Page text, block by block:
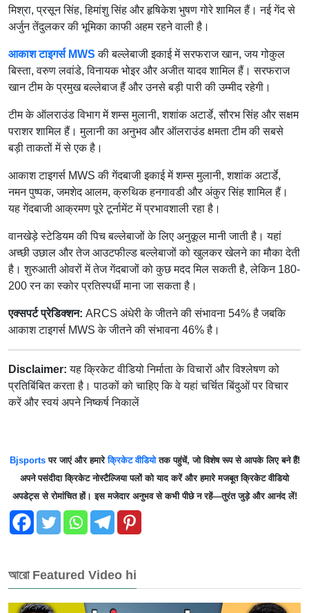
मिश्रा, प्रसून सिंह, हिमांशु सिंह और हृषिकेश भुषण गोरे शामिल हैं। नई गेंद से
अर्जुन तेंदुलकर की भूमिका काफी अहम रहने वाली है।
आकाश टाइगर्स MWS की बल्लेबाजी इकाई में सरफराज खान, जय गोकुल
बिस्ता, वरुण लवांडे, विनायक भोइर और अजीत यादव शामिल हैं। सरफराज
खान टीम के प्रमुख बल्लेबाज हैं और उनसे बड़ी पारी की उम्मीद रहेगी।
टीम के ऑलराउंड विभाग में शम्स मुलानी, शशांक अटार्डे, सौरभ सिंह और सक्षम
पराशर शामिल हैं। मुलानी का अनुभव और ऑलराउंड क्षमता टीम की सबसे
बड़ी ताकतों में से एक है।
आकाश टाइगर्स MWS की गेंदबाजी इकाई में शम्स मुलानी, शशांक अटार्डे,
नमन पुष्पक, जमशेद आलम, क्रुथिक हनगावडी और अंकुर सिंह शामिल हैं।
यह गेंदबाजी आक्रमण पूरे टूर्नामेंट में प्रभावशाली रहा है।
वानखेड़े स्टेडियम की पिच बल्लेबाजों के लिए अनुकूल मानी जाती है। यहां
अच्छी उछाल और तेज आउटफील्ड बल्लेबाजों को खुलकर खेलने का मौका देती
है। शुरुआती ओवरों में तेज गेंदबाजों को कुछ मदद मिल सकती है, लेकिन 180-
200 रन का स्कोर प्रतिस्पर्धी माना जा सकता है।
एक्सपर्ट प्रेडिक्शन: ARCS अंधेरी के जीतने की संभावना 54% है जबकि
आकाश टाइगर्स MWS के जीतने की संभावना 46% है।
Disclaimer:यह क्रिकेट वीडियो निर्माता के विचारों और विश्लेषण को
प्रतिबिंबित करता है। पाठकों को चाहिए कि वे यहां चर्चित बिंदुओं पर विचार
करें और स्वयं अपने निष्कर्ष निकालें
Bjsportsपर जाएं और हमारेक्रिकेट वीडियोतक पहुंचें, जो विशेष रूप से आपके लिए बने हैं!
अपने पसंदीदा क्रिकेट नोस्टैल्जिया पलों को याद करें और हमारे मजबूत क्रिकेट वीडियो
अपडेट्स से रोमांचित हों। इस मजेदार अनुभव से कभी पीछे न रहें—तुरंत जुड़े और आनंद लें!
আরো Featured Video hi